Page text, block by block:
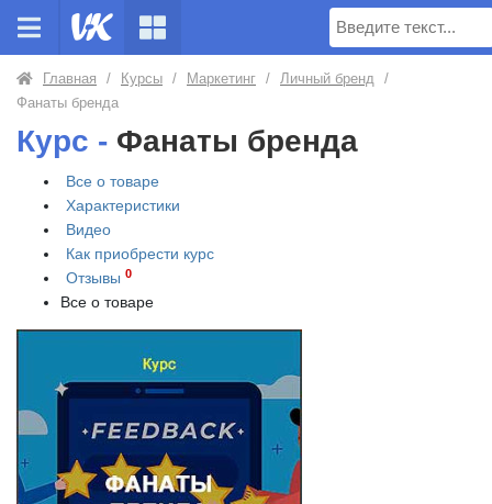
Поиск
Главная / Курсы / Маркетинг / Личный бренд /
Фанаты бренда
Курс - Фанаты бренда
Все о товаре
Характеристики
Видео
Как приобрести курс
Отзывы 0
Все о товаре